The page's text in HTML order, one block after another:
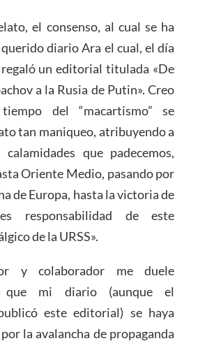
el consenso, al cual se ha
diario Ara el cual, el día
un editorial titulada «De
a la Rusia de Putin». Creo
del “macartismo” se
tan maniqueo, atribuyendo a
que padecemos,
Oriente Medio, pasando por
de Europa, hasta la victoria de
responsabilidad de este
de la URSS».
y colaborador me duele
que mi diario (aunque el
este editorial) se haya
la avalancha de propaganda